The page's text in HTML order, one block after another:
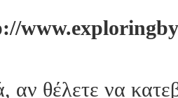
αν θέλετε να